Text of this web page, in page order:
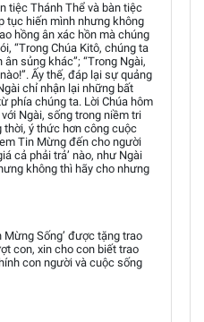
tiệc Thánh Thể và bàn tiệc
tục hiến mình nhưng không
hồng ân xác hồn mà chúng
“Trong Chúa Kitô, chúng ta
sủng khác”; “Trong Ngài,
Ấy thế, đáp lại sự quảng
chỉ nhận lại những bất
phía chúng ta. Lời Chúa hôm
Ngài, sống trong niềm tri
thời, ý thức hơn công cuộc
Tin Mừng đến cho người
cả phải trả’ nào, như Ngài
không thì hãy cho nhưng
Mừng Sống’ được tặng trao
con, xin cho con biết trao
con người và cuộc sống